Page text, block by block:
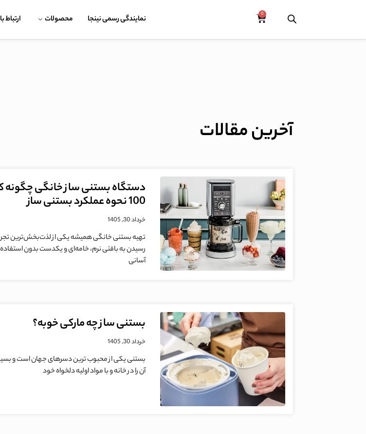
نمایندگی رسمی نینجا محصولات ارتباط
آخرین مقالات
100 نحوه عملکرد بستنی ساز
خرداد 30, 1405
تهیه بستنی خانگی همیشه یکی از لذت‌بخش‌ترین
رسیدن به بافتی نرم، خامه‌ای و یکدست بدون استفاده
آسانی
بستنی ساز چه مارکی خوبه؟
خرداد 30, 1405
بستنی یکی از محبوب ترین دسرهای جهان است و
آن را در خانه و با مواد اولیه دلخواه خود